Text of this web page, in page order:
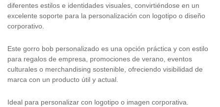
diferentes estilos e identidades visuales, convirtiéndose en un
excelente soporte para la personalización con logotipo o diseño
corporativo.
Este gorro bob personalizado es una opción práctica y con estilo
para regalos de empresa, promociones de verano, eventos
culturales o merchandising sostenible, ofreciendo visibilidad de
marca con un producto útil y actual.
Ideal para personalizar con logotipo o imagen corporativa.